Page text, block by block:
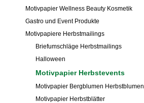
Motivpapier Wellness Beauty Kosmetik
Gastro und Event Produkte
Motivpapiere Herbstmailings
Briefumschläge Herbstmailings
Halloween
Motivpapier Herbstevents
Motivpapier Bergblumen Herbstblumen
Motivpapier Herbstblätter